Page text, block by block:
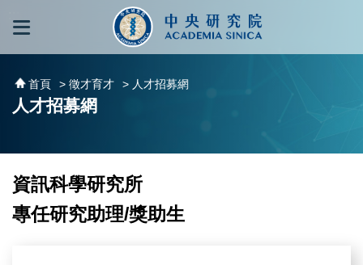
跳到主要內容區塊
首頁 > 徵才育才 > 人才招募網
人才招募網
資訊科學研究所
專任研究助理/獎助生